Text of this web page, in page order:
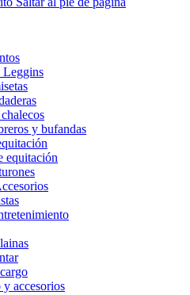
Leggins
y bufandas
equitación
accesorios